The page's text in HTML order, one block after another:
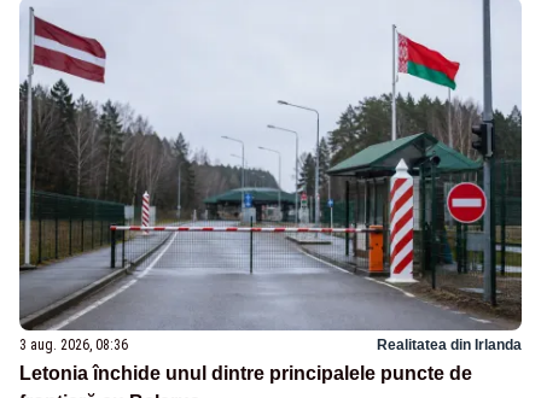
3 aug. 2026, 08:36 Realitatea din Irlanda
Letonia închide unul dintre principalele puncte de